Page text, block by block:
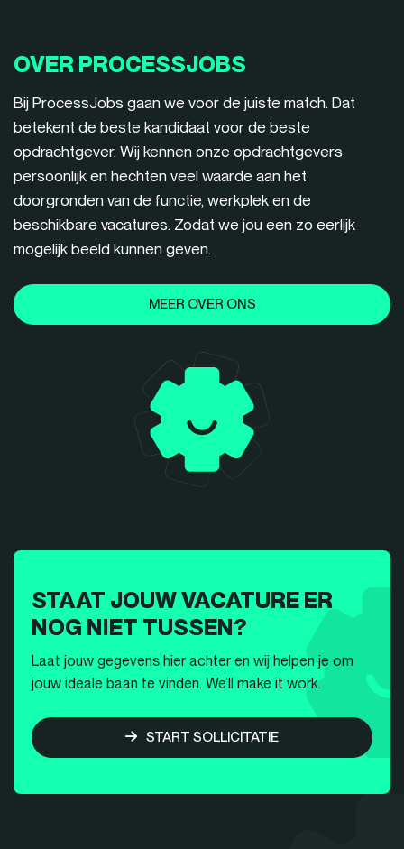
OVER PROCESSJOBS
Bij ProcessJobs gaan we voor de juiste match. Dat
betekent de beste kandidaat voor de beste
opdrachtgever. Wij kennen onze opdrachtgevers
persoonlijk en hechten veel waarde aan het
doorgronden van de functie, werkplek en de
beschikbare vacatures. Zodat we jou een zo eerlijk
mogelijk beeld kunnen geven.
MEER OVER ONS
STAAT JOUW VACATURE ER
NOG NIET TUSSEN?
Laat jouw gegevens hier achter en wij helpen je om
jouw ideale baan te vinden. We’ll make it work.
START SOLLICITATIE